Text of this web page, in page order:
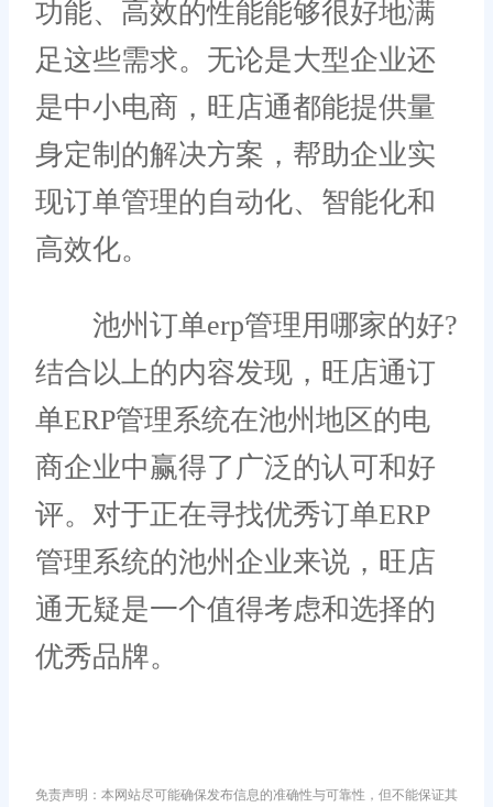
功能、高效的性能能够很好地满
足这些需求。无论是大型企业还
是中小电商，旺店通都能提供量
身定制的解决方案，帮助企业实
现订单管理的自动化、智能化和
高效化。
池州订单erp管理用哪家的好?
结合以上的内容发现，旺店通订
单ERP管理系统在池州地区的电
商企业中赢得了广泛的认可和好
评。对于正在寻找优秀订单ERP
管理系统的池州企业来说，旺店
通无疑是一个值得考虑和选择的
优秀品牌。
免责声明：本网站尽可能确保发布信息的准确性与可靠性，但不能保证其